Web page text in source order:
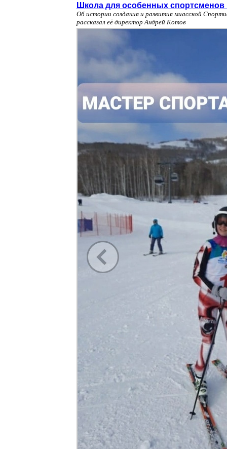
Школа для особенных
Об истории создания и развития миасской
рассказал её директор Андрей Котов